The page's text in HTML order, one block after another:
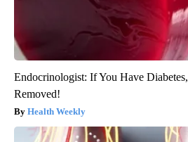
Endocrinologist: If You Have
Removed!
Health Weekly